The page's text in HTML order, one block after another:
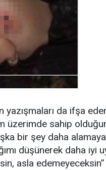
yazışmaları da ifşa
üzerimde sahip
bir şey daha
düşünerek daha iyi
asla